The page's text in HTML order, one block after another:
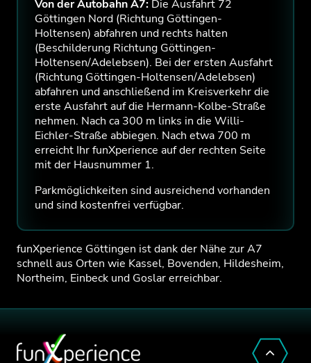
Von der Autobahn A7: Die Ausfahrt 72
Göttingen Nord (Richtung Göttingen-
Holtensen) abfahren und rechts halten
(Beschilderung Richtung Göttingen-
Holtensen/Adelebsen). Bei der ersten Ausfahrt
(Richtung Göttingen-Holtensen/Adelebsen)
abfahren und anschließend im Kreisverkehr die
erste Ausfahrt auf die Hermann-Kolbe-Straße
nehmen. Nach ca 300 m links in die Willi-
Eichler-Straße abbiegen. Nach etwa 700 m
erreicht Ihr funXperience auf der rechten Seite
mit der Hausnummer 1.
Parkmöglichkeiten sind ausreichend vorhanden
und sind kostenfrei verfügbar.
funXperience Göttingen ist dank der Nähe zur A7
schnell aus Orten wie Kassel, Bovenden, Hildesheim,
Northeim, Einbeck und Goslar erreichbar.